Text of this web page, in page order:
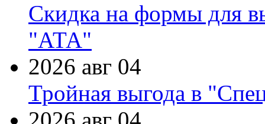
Скидка на формы для
"АТА"
2026 авг 04
Тройная выгода в